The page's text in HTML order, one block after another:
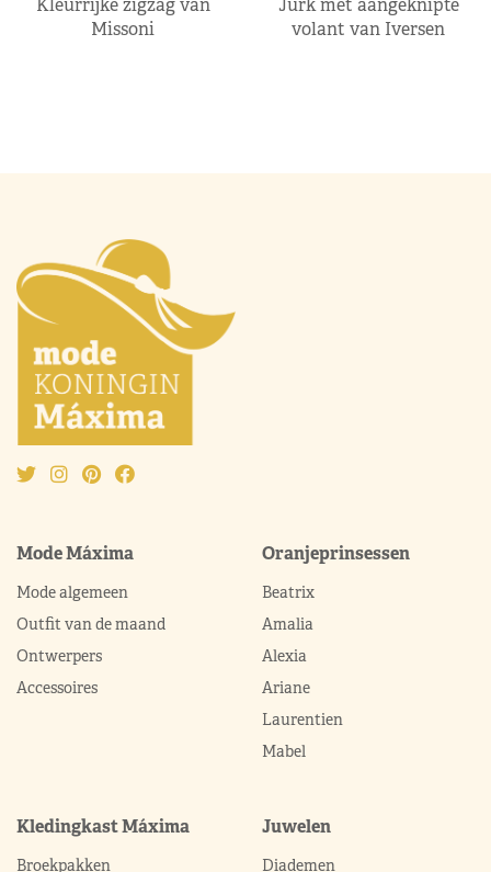
Kleurrijke zigzag van
Missoni
Jurk met aangeknipte
volant van Iversen
Mode Máxima
Mode algemeen
Outfit van de maand
Ontwerpers
Accessoires
Oranjeprinsessen
Beatrix
Amalia
Alexia
Ariane
Laurentien
Mabel
Kledingkast Máxima
Broekpakken
Juwelen
Diademen